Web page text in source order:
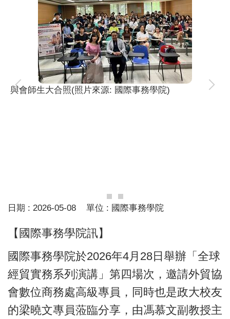
與會師生大合照(照片來源: 國際事務學院)
日期 : 2026-05-08 單位 : 國際事務學院
【國際事務學院訊】
國際事務學院於2026年4月28日舉辦「全球
經貿實務系列演講」第四場次，邀請外貿協
會數位商務處高級專員，同時也是政大校友
的梁曉文專員蒞臨分享，由馮慕文副教授主